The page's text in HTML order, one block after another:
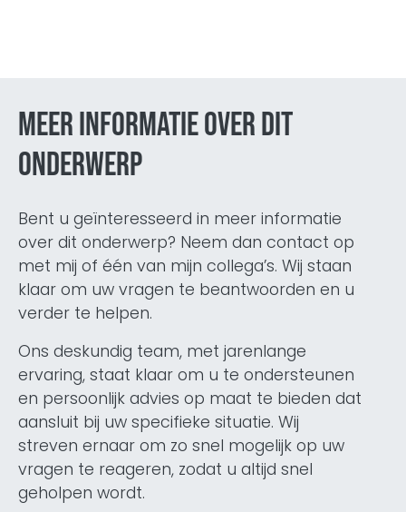
Meer informatie over dit
onderwerp
Bent u geïnteresseerd in meer informatie
over dit onderwerp? Neem dan contact op
met mij of één van mijn collega’s. Wij staan
klaar om uw vragen te beantwoorden en u
verder te helpen.
Ons deskundig team, met jarenlange
ervaring, staat klaar om u te ondersteunen
en persoonlijk advies op maat te bieden dat
aansluit bij uw specifieke situatie. Wij
streven ernaar om zo snel mogelijk op uw
vragen te reageren, zodat u altijd snel
geholpen wordt.